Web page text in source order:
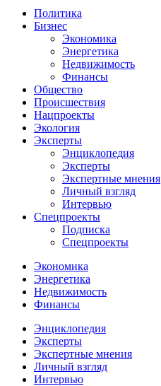
Политика
Бизнес
Экономика
Энергетика
Недвижимость
Финансы
Общество
Происшествия
Нацпроекты
Экология
Эксперты
Энциклопедия
Эксперты
Экспертные мнения
Личный взгляд
Интервью
Спецпроекты
Подписка
Спецпроекты
Экономика
Энергетика
Недвижимость
Финансы
Энциклопедия
Эксперты
Экспертные мнения
Личный взгляд
Интервью